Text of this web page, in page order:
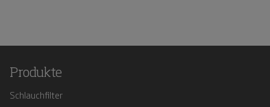
Produkte
Schlauchfilter